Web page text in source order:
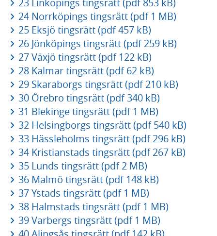
23 Linköpings tingsrätt (pdf 853 kB)
24 Norrköpings tingsrätt (pdf 1 MB)
25 Eksjö tingsrätt (pdf 457 kB)
26 Jönköpings tingsrätt (pdf 259 kB)
27 Växjö tingsrätt (pdf 122 kB)
28 Kalmar tingsrätt (pdf 62 kB)
29 Skaraborgs tingsrätt (pdf 210 kB)
30 Örebro tingsrätt (pdf 340 kB)
31 Blekinge tingsrätt (pdf 1 MB)
32 Helsingborgs tingsrätt (pdf 540 kB)
33 Hässleholms tingsrätt (pdf 296 kB)
34 Kristianstads tingsrätt (pdf 267 kB)
35 Lunds tingsrätt (pdf 2 MB)
36 Malmö tingsrätt (pdf 148 kB)
37 Ystads tingsrätt (pdf 1 MB)
38 Halmstads tingsrätt (pdf 1 MB)
39 Varbergs tingsrätt (pdf 1 MB)